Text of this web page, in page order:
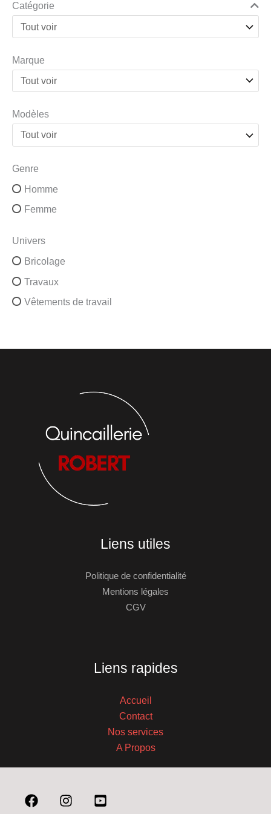
Catégorie
Marque
Modèles
Genre
Homme
Femme
Univers
Bricolage
Travaux
Vêtements de travail
Liens utiles
Politique de confidentialité
Mentions légales
CGV
Liens rapides
Accueil
Contact
Nos services
A Propos